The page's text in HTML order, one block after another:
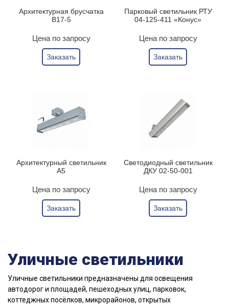
Архитектурная брусчатка
B17-5
Цена по запросу
Заказать
Парковый светильник РТУ
04-125-411 «Конус»
Цена по запросу
Заказать
Архитектурный светильник
А5
Цена по запросу
Заказать
Светодиодный светильник
ДКУ 02-50-001
Цена по запросу
Заказать
Уличные светильники
Уличные светильники предназначены для освещения
автодорог и площадей, пешеходных улиц, парковок,
коттеджных посёлков, микрорайонов, открытых